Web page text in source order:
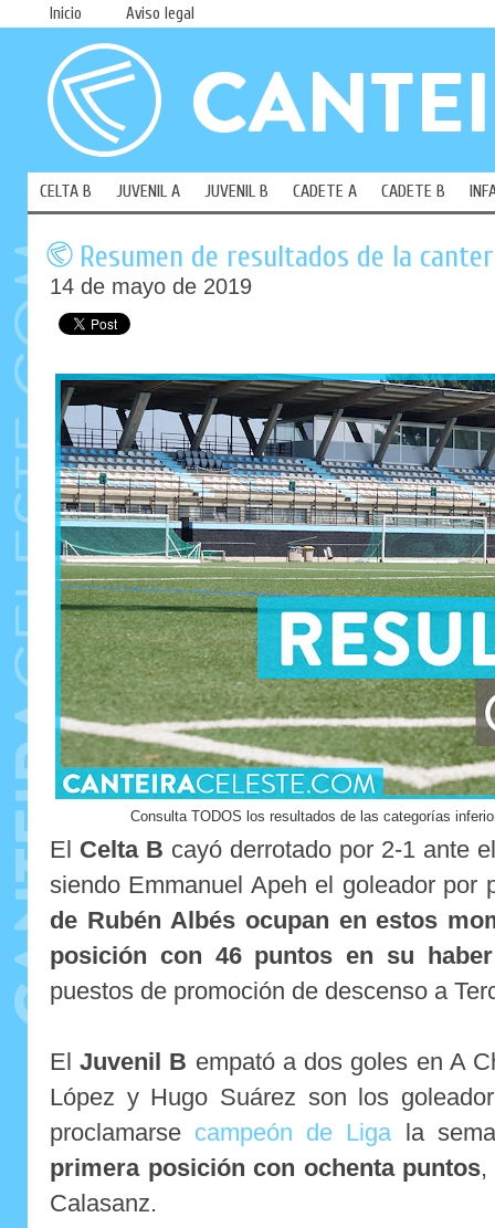
Inicio Aviso legal
CELTA B JUVENIL A JUVENIL B CADETE A CADETE B
Resumen de resultados de la
14 de mayo de 2019
Consulta TODOS los resultados de las categorías
El Celta B cayó derrotado por 2-1 ante
siendo Emmanuel Apeh el goleador por
de Rubén Albés ocupan en estos
posición con 46 puntos en su haber
puestos de promoción de descenso a
ElJuvenil B empató a dos goles en A
López y Hugo Suárez son los
proclamarse campeón de Liga la
primera posición con ochenta puntos,
Calasanz.